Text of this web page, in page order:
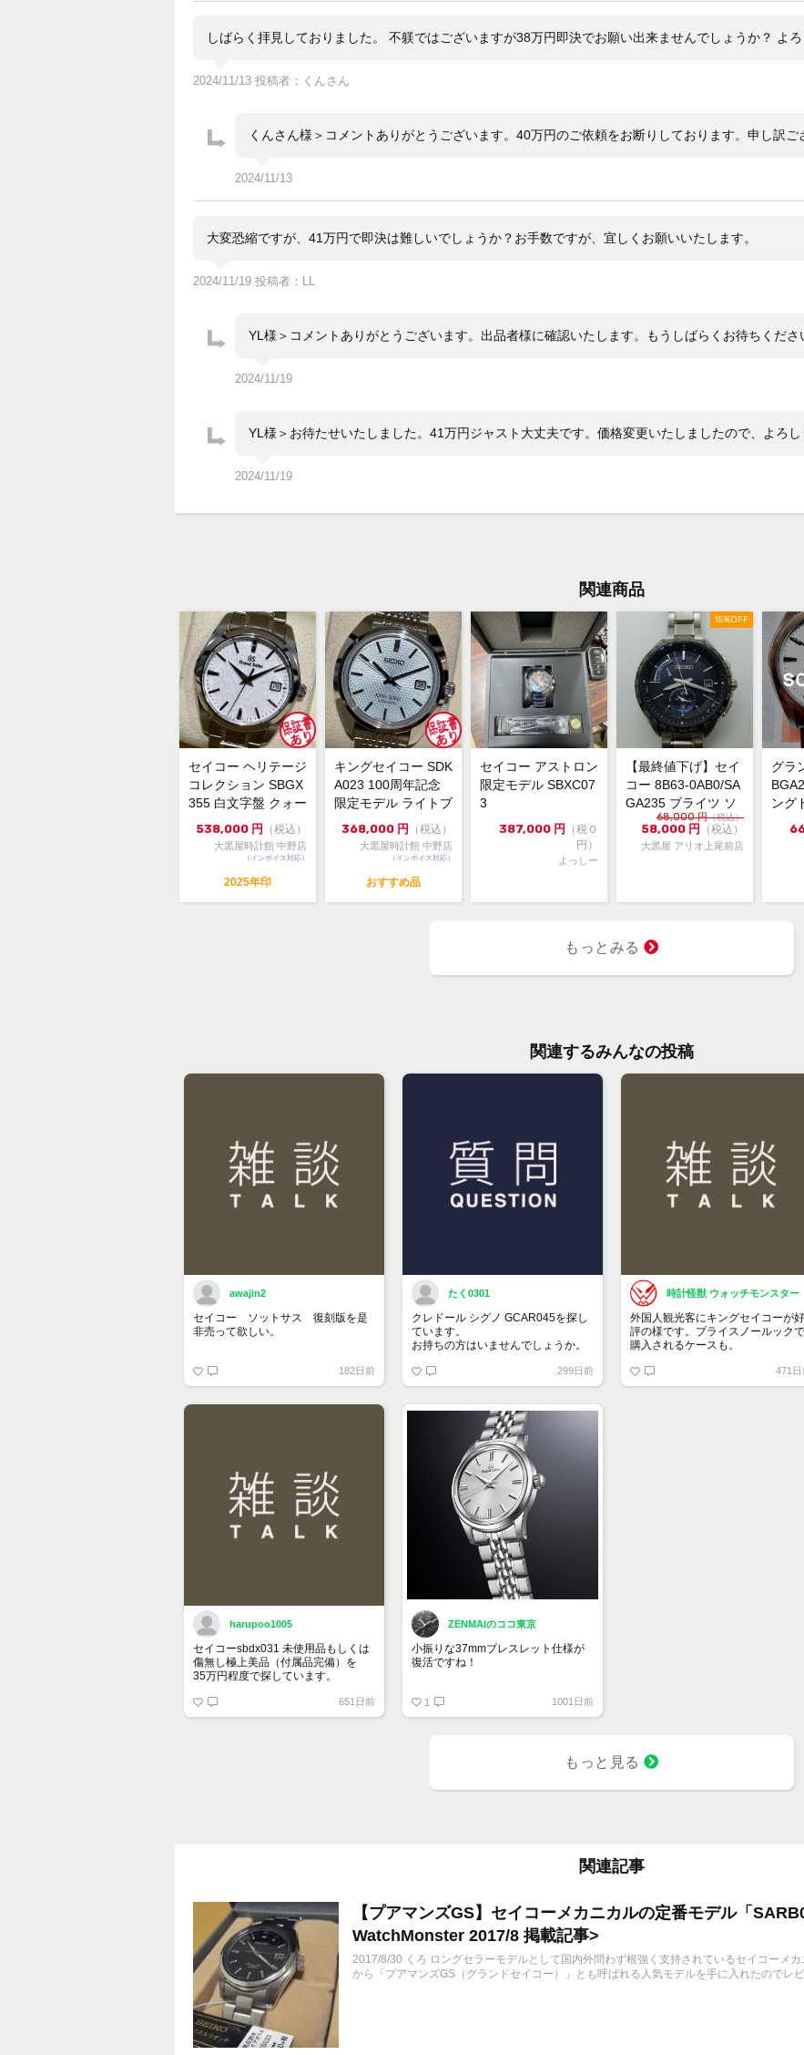
3
る
参
・
しばらく拝見しておりました。 不躾ではございますが38万円即決でお願い出来ませんでしょうか？ よろ
2024/11/13 投稿者：くんさん
くんさん様＞コメントありがとうございます。40万円のご依頼をお断りしております。申し訳ご
2024/11/13
大変恐縮ですが、41万円で即決は難しいでしょうか？お手数ですが、宜しくお願いいたします。
2024/11/19 投稿者：LL
YL様＞コメントありがとうございます。出品者様に確認いたします。もうしばらくお待ちくださ
2024/11/19
YL様＞お待たせいたしました。41万円ジャスト大丈夫です。価格変更いたしましたので、よろし
2024/11/19
関連商品
セイコー ヘリテージ
コレクション SBGX
355 白文字盤 クォー
ツ 極美品 1...
538,000 円 （税込）
大黒屋時計館 中野店
（インボイス対応）
2025年印
キングセイコー SDK
A023 100周年記念
限定モデル ライトブ
ルーグリーン文字...
368,000 円 （税込）
大黒屋時計館 中野店
（インボイス対応）
おすすめ品
セイコー アストロン
限定モデル SBXC07
3
387,000 円
（税０
円）
よっしー
15%OFF
【最終値下げ】セイ
コー 8B63-0AB0/SA
GA235 ブライツ ソ
ーラークォ...
68,000 円（税込）
58,000 円 （税込）
大黒屋 アリオ上尾前店
グラ
ング
証
もっとみる
関連するみんなの投稿
awajin2
セイコー ソットサス 復刻版を是
非売って欲しい。
182日前
たく0301
クレドール シグノ GCAR045を探し
ています。
お持ちの方はいませんでしょうか。
299日前
時計怪獣 ウォッチモンスター
外国人観光客にキングセイコーが好
評の様です。プライスノールックで
購入されるケースも。
471日
harupoo1005
セイコーsbdx031 未使用品もしくは
傷無し極上美品（付属品完備）を
35万円程度で探しています。
651日前
ZENMAIのココ東京
小振りな37mmブレスレット仕様が
復活ですね！
1 1001日前
もっと見る
関連記事
【プアマンズGS】セイコーメカニカルの定番モデル「
WatchMonster 2017/8 掲載記事>
2017/8/30 くろ ロングセラーモデルとして国内外問わず根強く支持されているセイコーメ
から「プアマンズGS（グランドセイコー）」とも呼ばれる人気モデルを手に入れたのでレビ